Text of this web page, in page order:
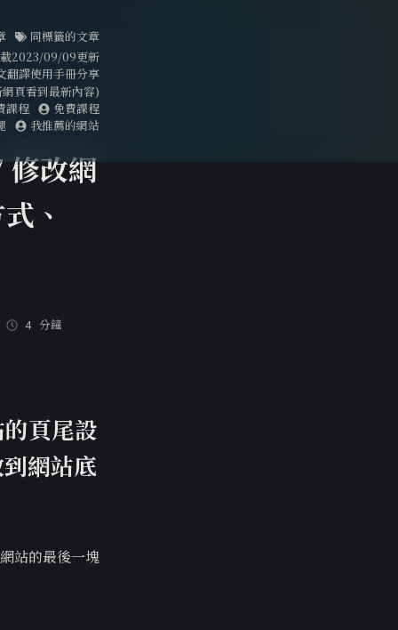
同標籤的文章
2023/09/09更新
翻譯使用手冊分享
頁看到最新內容)
課程
免費課程
我推薦的網站
修改網
、
4 分鐘
頁尾設
網站底
站的最後一塊